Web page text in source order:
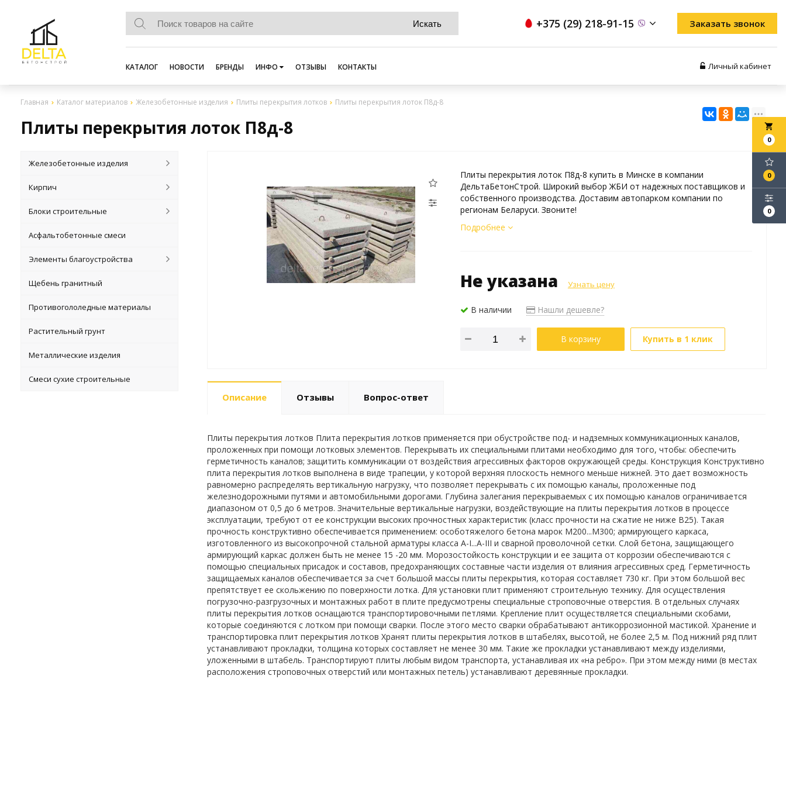
+375 (29) 218-91-15 Заказать звонок
КАТАЛОГ НОВОСТИ БРЕНДЫ ИНФО ОТЗЫВЫ КОНТАКТЫ Личный кабинет
Главная Каталог материалов Железобетонные изделия Плиты перекрытия лотков Плиты перекрытия лоток П8д-8
Плиты перекрытия лоток П8д-8 local_grocery_store
0
0
0
Железобетонные изделия
Кирпич
Блоки строительные
Асфальтобетонные смеси
Элементы благоустройства
Щебень гранитный
Противогололедные материалы
Растительный грунт
Металлические изделия
Смеси сухие строительные
Плиты перекрытия лоток П8д-8 купить в Минске в компании
ДельтаБетонСтрой. Широкий выбор ЖБИ от надежных поставщиков и
собственного производства. Доставим автопарком компании по
регионам Беларуси. Звоните!
Подробнее
Не указана Узнать цену
В наличии Нашли дешевле?
В корзину Купить в 1 клик
Описание Отзывы Вопрос-ответ
Плиты перекрытия лотков Плита перекрытия лотков применяется при обустройстве под- и надземных коммуникационных каналов,
проложенных при помощи лотковых элементов. Перекрывать их специальными плитами необходимо для того, чтобы: обеспечить
герметичность каналов; защитить коммуникации от воздействия агрессивных факторов окружающей среды. Конструкция Конструктивно
плита перекрытия лотков выполнена в виде трапеции, у которой верхняя плоскость немного меньше нижней. Это дает возможность
равномерно распределять вертикальную нагрузку, что позволяет перекрывать с их помощью каналы, проложенные под
железнодорожными путями и автомобильными дорогами. Глубина залегания перекрываемых с их помощью каналов ограничивается
диапазоном от 0,5 до 6 метров. Значительные вертикальные нагрузки, воздействующие на плиты перекрытия лотков в процессе
эксплуатации, требуют от ее конструкции высоких прочностных характеристик (класс прочности на сжатие не ниже В25). Такая
прочность конструктивно обеспечивается применением: особотяжелого бетона марок М200...М300; армирующего каркаса,
изготовленного из высокопрочной стальной арматуры класса A-I...A-III и сварной проволочной сетки. Слой бетона, защищающего
армирующий каркас должен быть не менее 15 -20 мм. Морозостойкость конструкции и ее защита от коррозии обеспечиваются с
помощью специальных присадок и составов, предохраняющих составные части изделия от влияния агрессивных сред. Герметичность
защищаемых каналов обеспечивается за счет большой массы плиты перекрытия, которая составляет 730 кг. При этом большой вес
препятствует ее скольжению по поверхности лотка. Для установки плит применяют строительную технику. Для осуществления
погрузочно-разгрузочных и монтажных работ в плите предусмотрены специальные строповочные отверстия. В отдельных случаях
плиты перекрытия лотков оснащаются транспортировочными петлями. Крепление плит осуществляется специальными скобами,
которые соединяются с лотком при помощи сварки. После этого место сварки обрабатывают антикоррозионной мастикой. Хранение и
транспортировка плит перекрытия лотков Хранят плиты перекрытия лотков в штабелях, высотой, не более 2,5 м. Под нижний ряд плит
устанавливают прокладки, толщина которых составляет не менее 30 мм. Такие же прокладки устанавливают между изделиями,
уложенными в штабель. Транспортируют плиты любым видом транспорта, устанавливая их «на ребро». При этом между ними (в местах
расположения строповочных отверстий или монтажных петель) устанавливают деревянные прокладки.